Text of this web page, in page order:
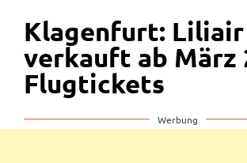
Klagenfurt: Liliair
verkauft ab März
Flugtickets
Werbung